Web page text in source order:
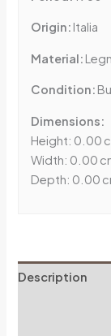
Origin: Italia
Material:
Condition:
Dimensions:
Height: 0.00
Width: 0.00
Depth: 0.00
Description